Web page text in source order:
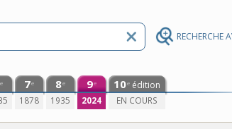
RECHERCHE
e 7e
1878
8e
1935
9e
2024
10e édition
EN COURS